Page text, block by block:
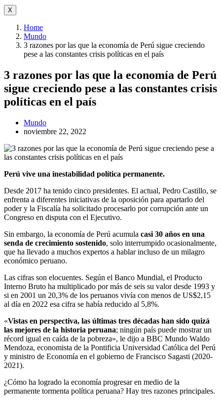
X
Home
Mundo
3 razones por las que la economía de Perú sigue creciendo
pese a las constantes crisis políticas en el país
3 razones por las que la economía de Perú
sigue creciendo pese a las constantes crisis
políticas en el país
Mundo
noviembre 22, 2022
Perú vive una inestabilidad política permanente.
Desde 2017 ha tenido cinco presidentes. El actual, Pedro Castillo, se
enfrenta a diferentes iniciativas de la oposición para apartarlo del
poder y la Fiscalía ha solicitado procesarlo por corrupción ante un
Congreso en disputa con el Ejecutivo.
Sin embargo, la economía de Perú acumula casi 30 años en una
senda de crecimiento sostenido, solo interrumpido ocasionalmente,
que ha llevado a muchos expertos a hablar incluso de un milagro
económico peruano.
Las cifras son elocuentes. Según el Banco Mundial, el Producto
Interno Bruto ha multiplicado por más de seis su valor desde 1993 y
si en 2001 un 20,3% de los peruanos vivía con menos de US$2,15
al día en 2022 esa cifra se había reducido al 5,8%.
«Vistas en perspectiva, las últimas tres décadas han sido quizá
las mejores de la historia peruana; ningún país puede mostrar un
récord igual en caída de la pobreza», le dijo a BBC Mundo Waldo
Mendoza, economista de la Pontificia Universidad Católica del Perú
y ministro de Economía en el gobierno de Francisco Sagasti (2020-
2021).
¿Cómo ha logrado la economía progresar en medio de la
permanente tormenta política peruana? Hay tres razones principales.